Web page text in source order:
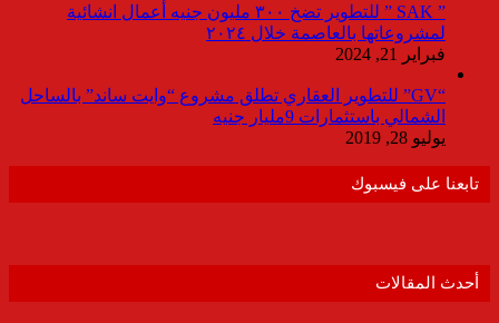
” SAK ” للتطوير تضخ ٣٠٠ مليون جنيه أعمال انشائية
لمشروعاتها بالعاصمة خلال ٢٠٢٤
فبراير 21, 2024
“GV” للتطوير العقاري تطلق مشروع “وايت ساند” بالساحل
الشمالي باستثمارات 9مليار جنيه
يوليو 28, 2019
تابعنا على فيسبوك
أحدث المقالات